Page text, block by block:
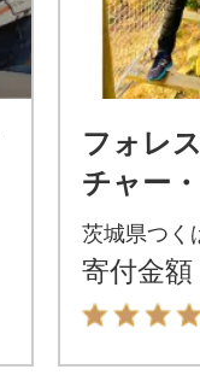
フォレ
チャー
ドベン
ス】4名
ト
茨城県つく
寄付金額